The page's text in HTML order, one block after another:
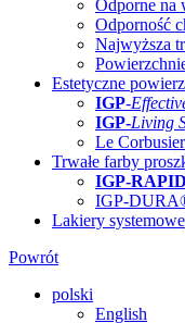
Odporne na
Odporność
Najwyższa
Estetyczne
IGP-
IGP-Living
Le Corbusier
Trwałe farby
IGP-
IGP-
Lakiery systemowe
Powrót
polski
English